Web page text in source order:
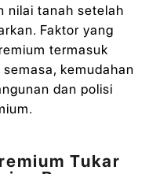
nilai tanah setelah
Faktor yang
termasuk
kemudahan
dan polisi
Tukar